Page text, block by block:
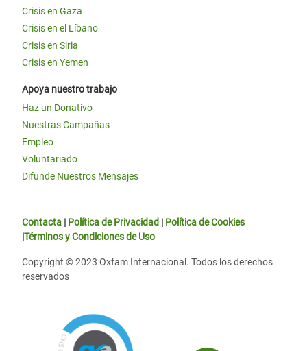
Crisis en Gaza
Crisis en el Líbano
Crisis en Siria
Crisis en Yemen
Apoya nuestro trabajo
Haz un Donativo
Nuestras Campañas
Empleo
Voluntariado
Difunde Nuestros Mensajes
Contacta | Política de Privacidad | Política de Cookies
|Términos y Condiciones de Uso
Copyright © 2023 Oxfam Internacional. Todos los derechos
reservados